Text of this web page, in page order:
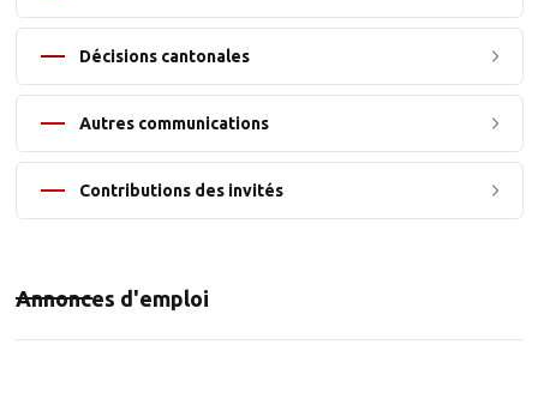
Décisions cantonales
Autres communications
Contributions des invités
Annonces d'emploi